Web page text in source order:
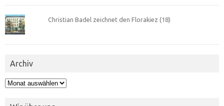
Christian Badel zeichnet den Florakiez (18)
Archiv
Archiv